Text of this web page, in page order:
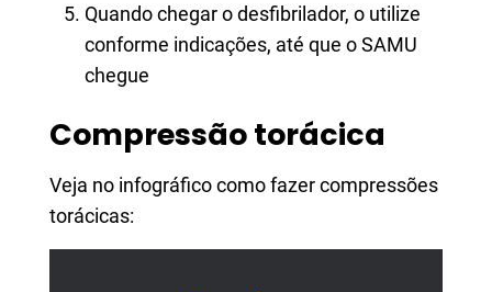
Quando chegar o desfibrilador, o utilize
conforme indicações, até que o SAMU
chegue
Compressão torácica
Veja no infográfico como fazer compressões
torácicas: